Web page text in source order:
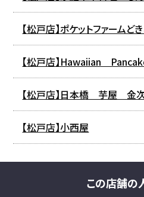
【松戸店】ポケットファーム
【松戸店】Hawaiian
【松戸店】日本橋 芋屋 金
【松戸店】小西屋
この店舗の